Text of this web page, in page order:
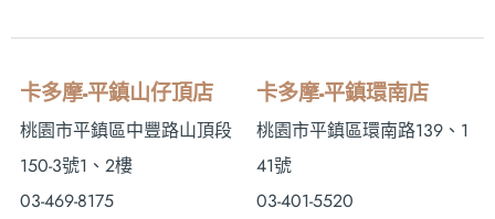
卡多摩-平鎮山仔頂店
桃園市平鎮區中豐路山頂段
150-3號1、2樓
03-469-8175
卡多摩-平鎮環南店
桃園市平鎮區環南路139、1
41號
03-401-5520